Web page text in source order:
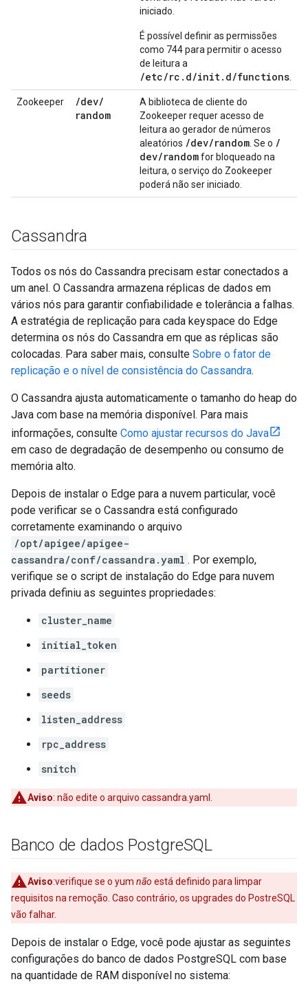
iniciado.
É possível definir as permissões
como 744 para permitir o acesso
de leitura a
/etc/rc.d/init.d/functions
Zookeeper /dev/
random
A biblioteca de cliente do
Zookeeper requer acesso de
leitura ao gerador de números
aleatórios /dev/random . Se o /
dev/randomfor bloqueado na
leitura, o serviço do Zookeeper
poderá não ser iniciado.
Cassandra
Todos os nós do Cassandra precisam estar conectados a
um anel. O Cassandra armazena réplicas de dados em
vários nós para garantir confiabilidade e tolerância a falhas.
A estratégia de replicação para cada keyspace do Edge
determina os nós do Cassandra em que as réplicas são
colocadas. Para saber mais, consulte Sobre o fator de
replicação e o nível de consistência do Cassandra.
O Cassandra ajusta automaticamente o tamanho do heap do
Java com base na memória disponível. Para mais
informações, consulte Como ajustar recursos do Java
em caso de degradação de desempenho ou consumo de
memória alto.
Depois de instalar o Edge para a nuvem particular, você
pode verificar se o Cassandra está configurado
corretamente examinando o arquivo
/opt/apigee/apigee-
cassandra/conf/cassandra.yaml . Por exemplo,
verifique se o script de instalação do Edge para nuvem
privada definiu as seguintes propriedades:
cluster_name
initial_token
partitioner
seeds
listen_address
rpc_address
snitch
Aviso: não edite o arquivo cassandra.yaml.
Banco de dados PostgreSQL
Aviso:verifique se o yum não está definido para limpar
requisitos na remoção. Caso contrário, os upgrades do PostreSQL
vão falhar.
Depois de instalar o Edge, você pode ajustar as seguintes
configurações do banco de dados PostgreSQL com base
na quantidade de RAM disponível no sistema: